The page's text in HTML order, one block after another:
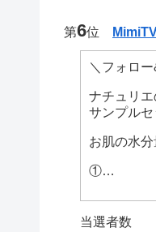
第6位
＼フォロ
ナチュリ
サンプル
お肌の水
①…
当選者数